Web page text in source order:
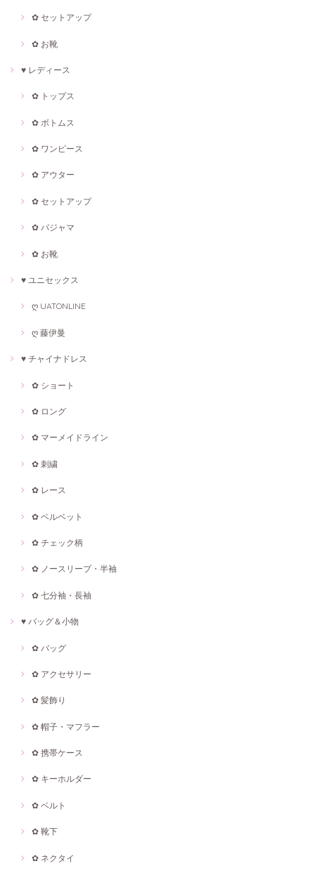
✿ セットアップ
✿ お靴
♥ レディース
✿ トップス
✿ ボトムス
✿ ワンピース
✿ アウター
✿ セットアップ
✿ パジャマ
✿ お靴
♥ ユニセックス
ღ UATONLINE
ღ 藤伊曼
♥ チャイナドレス
✿ ショート
✿ ロング
✿ マーメイドライン
✿ 刺繍
✿ レース
✿ ベルベット
✿ チェック柄
✿ ノースリープ・半袖
✿ 七分袖・長袖
♥ バッグ＆小物
✿ バッグ
✿ アクセサリー
✿ 髪飾り
✿ 帽子・マフラー
✿ 携帯ケース
✿ キーホルダー
✿ ベルト
✿ 靴下
✿ ネクタイ